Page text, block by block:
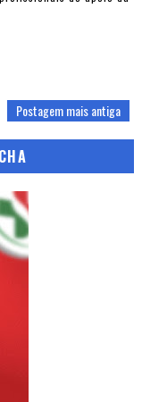
Postagem mais antiga